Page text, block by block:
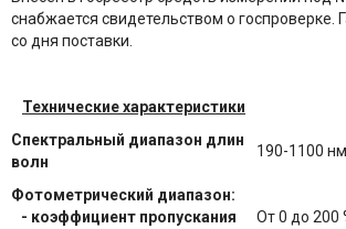
снабжается свидетельством о госпроверке.
со дня поставки.
Технические характеристики
Спектральный диапазон длин
волн
190-1100 нм
Фотометрический диапазон:
- коэффициент пропускания
От 0 до 200